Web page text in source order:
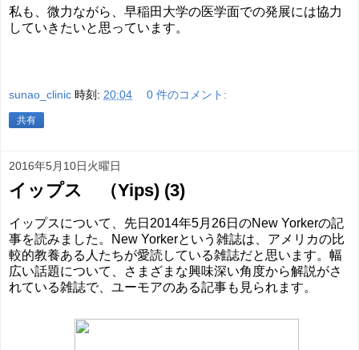
私も、微力ながら、早稲田大学の医学面での発展には協力
していきたいと思っています。
sunao_clinic 時刻: 20:04 0 件のコメント:
共有
2016年5月10日火曜日
イップス （Yips) (3)
イップスについて、先日2014年5月26日のNew Yorkerの記
事を読みました。New Yorkerという雑誌は、アメリカの比
較的教養ある人たちが愛読している雑誌だと思います。幅
広い話題について、さまざまな興味深い角度から解説がさ
れている雑誌で、ユーモアのある記事も見られます。